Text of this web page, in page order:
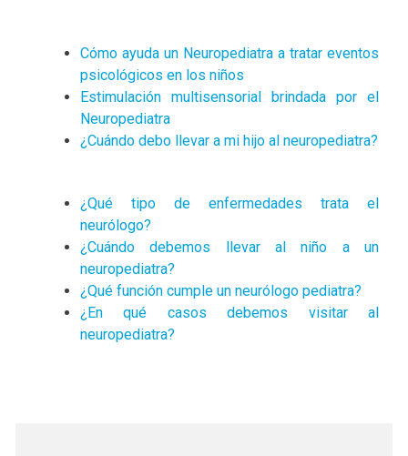
Cómo ayuda un Neuropediatra a tratar eventos
psicológicos en los niños
Estimulación multisensorial brindada por el
Neuropediatra
¿Cuándo debo llevar a mi hijo al neuropediatra?
¿Qué tipo de enfermedades trata el
neurólogo?
¿Cuándo debemos llevar al niño a un
neuropediatra?
¿Qué función cumple un neurólogo pediatra?
¿En qué casos debemos visitar al
neuropediatra?